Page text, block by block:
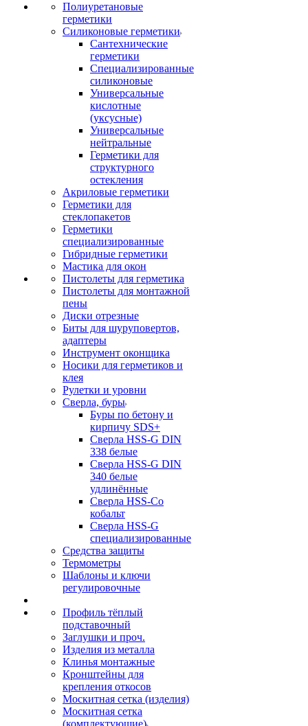
Полиуретановые
герметики
Силиконовые герметики
Сантехнические
герметики
Специализированные
силиконовые
Универсальные
кислотные
(уксусные)
Универсальные
нейтральные
Герметики для
структурного
остекления
Акриловые герметики
Герметики для
стеклопакетов
Герметики
специализированные
Гибридные герметики
Мастика для окон
Пистолеты для герметика
Пистолеты для монтажной
пены
Диски отрезные
Биты для шуруповертов,
адаптеры
Инструмент оконщика
Носики для герметиков и
клея
Рулетки и уровни
Сверла, буры
Буры по бетону и
кирпичу SDS+
Сверла HSS-G DIN
338 белые
Сверла HSS-G DIN
340 белые
удлинённые
Сверла HSS-Co
кобальт
Сверла HSS-G
специализированные
Средства защиты
Термометры
Шаблоны и ключи
регулировочные
Профиль тёплый
подставочный
Заглушки и проч.
Изделия из металла
Клинья монтажные
Кронштейны для
крепления откосов
Москитная сетка (изделия)
Москитная сетка
(комплектующие)